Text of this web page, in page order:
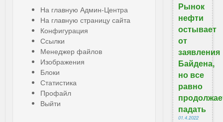
На главную Админ-Центра
На главную страницу сайта
Конфигурация
Ссылки
Менеджер файлов
Изображения
Блоки
Статистика
Профайл
Выйти
Рынок
нефти
остывает
от
заявления
Байдена,
но все
равно
падать
01.4.2022